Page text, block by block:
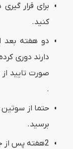
برای قرار
کنید.
دو هفته بعد
صورت تایید
.
حتما از
برسید.
2هفته پس از جراحی رانندگی نکنید.